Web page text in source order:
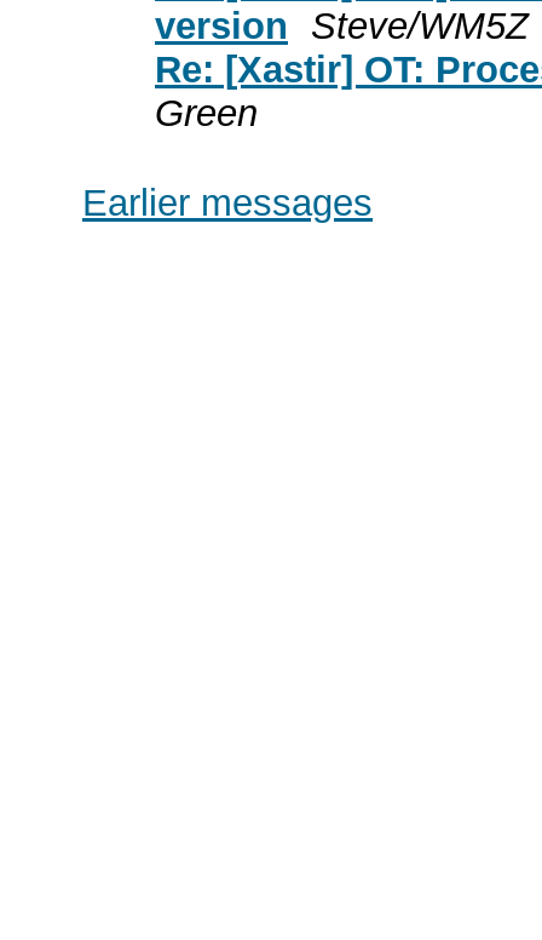
version
Steve/WM5Z
Re: [Xastir] OT:
Green
Earlier messages